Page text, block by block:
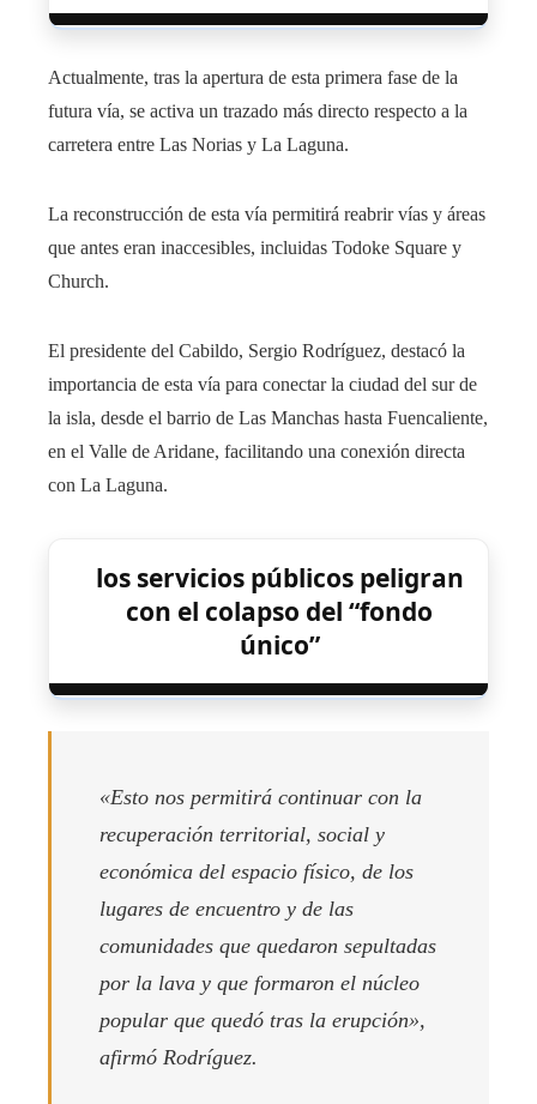
Actualmente, tras la apertura de esta primera fase de la
futura vía, se activa un trazado más directo respecto a la
carretera entre Las Norias y La Laguna.
La reconstrucción de esta vía permitirá reabrir vías y áreas
que antes eran inaccesibles, incluidas Todoke Square y
Church.
El presidente del Cabildo, Sergio Rodríguez, destacó la
importancia de esta vía para conectar la ciudad del sur de
la isla, desde el barrio de Las Manchas hasta Fuencaliente,
en el Valle de Aridane, facilitando una conexión directa
con La Laguna.
los servicios públicos peligran
con el colapso del “fondo
único”
«Esto nos permitirá continuar con la
recuperación territorial, social y
económica del espacio físico, de los
lugares de encuentro y de las
comunidades que quedaron sepultadas
por la lava y que formaron el núcleo
popular que quedó tras la erupción»,
afirmó Rodríguez.